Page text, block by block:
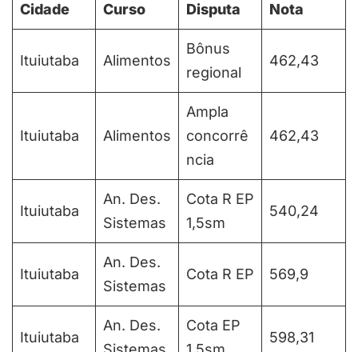
Cidade Curso Disputa Nota
Ituiutaba Alimentos
Bônus
regional
462,43
Ituiutaba Alimentos
Ampla
concorrê
ncia
462,43
Ituiutaba
An. Des.
Sistemas
Cota R EP
1,5sm
540,24
Ituiutaba
An. Des.
Sistemas
Cota R EP 569,9
Ituiutaba
An. Des.
Cota EP
598,31